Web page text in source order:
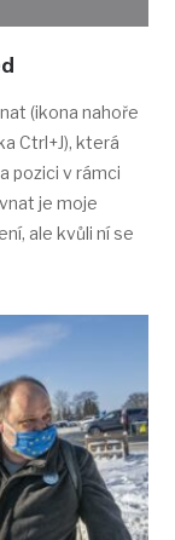
(ikona nahoře
Ctrl+J), která
pozici v rámci
je moje
ale kvůli ní se